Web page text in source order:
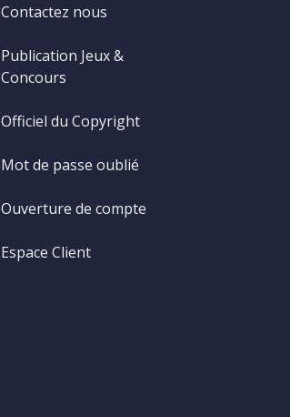
Contactez nous
Publication Jeux &
Concours
Officiel du Copyright
Mot de passe oublié
Ouverture de compte
Espace Client